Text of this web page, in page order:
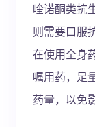
喹诺酮类抗
则需要口服
在使用全身
嘱用药，足
药量，以免